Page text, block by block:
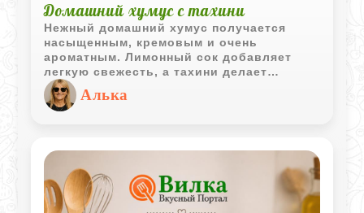
Домашний хумус с тахини
Нежный домашний хумус получается
насыщенным, кремовым и очень
ароматным. Лимонный сок добавляет
легкую свежесть, а тахини делает
текстуру особенно мягкой и бархатистой.
Алька